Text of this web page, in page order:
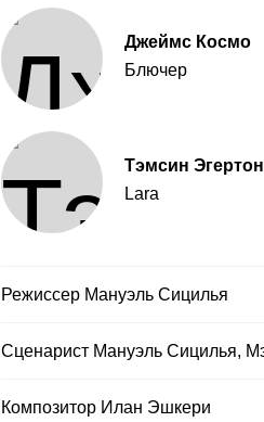
Джеймс Космо
Блючер
Тэмсин Эгертон
Lara
Режиссер Мануэль Сицилья
Сценарист Мануэль Сицилья,
Композитор Илан Эшкери